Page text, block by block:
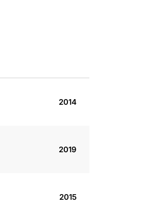
2014
2019
2015